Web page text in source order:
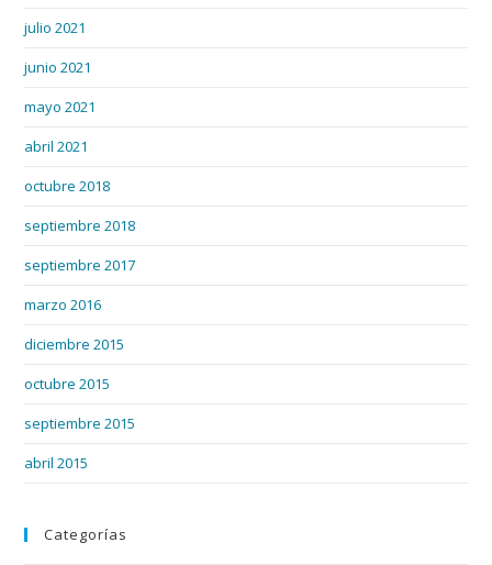
julio 2021
junio 2021
mayo 2021
abril 2021
octubre 2018
septiembre 2018
septiembre 2017
marzo 2016
diciembre 2015
octubre 2015
septiembre 2015
abril 2015
Categorías